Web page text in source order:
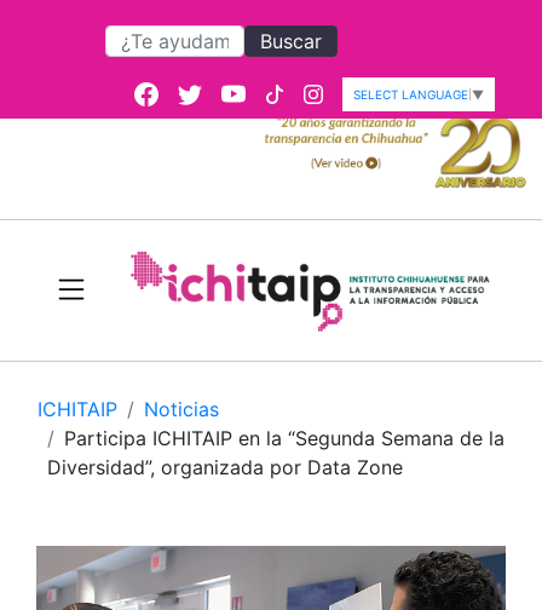
Buscar
SELECT LANGUAGE ▼
ICHITAIP
Noticias
Participa ICHITAIP en la “Segunda Semana de la
Diversidad”, organizada por Data Zone